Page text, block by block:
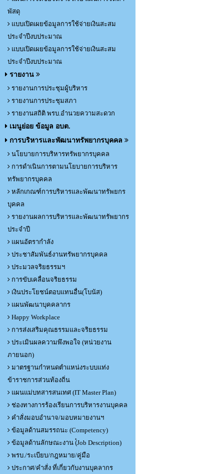
พัสดุ
แบบเปิดเผยข้อมูลการใช้จ่ายเงินสะสม
ประจำปีงบประมาณ
แบบเปิดเผยข้อมูลการใช้จ่ายเงินสะสม
ประจำปีงบประมาณ
รายงาน
รายงานการประชุมผู้บริหาร
รายงานการประชุมสภา
รายงานสถิติ พรบ.อำนวยความสะดวก
เมนูย่อย ข้อมูล อบต.
การบริหารและพัฒนาทรัพยากรบุคคล
นโยบายการบริหารทรัพยากรบุคคล
การดำเนินการตามนโยบายการบริหาร
ทรัพยากรบุคคล
หลักเกณฑ์การบริหารและพัฒนาทรัพยกร
บุคคล
รายงานผลการบริหารและพัฒนาทรัพยากร
ประจำปี
แผนอัตรากำลัง
ประชาสัมพันธ์งานทรัพยากรบุคคล
ประมวลจริยธรรมฯ
การขับเคลื่อนจริยธรรม
เงินประโยชน์ตอบแทนอื่น(โบนัส)
แผนพัฒนาบุคคลากร
Happy Workplace
การส่งเสริมคุณธรรมและจริยธรรม
ประเมินผลความพึงพอใจ (หน่วยงาน
ภายนอก)
มาตรฐานกำหนดตำแหน่งระบบแท่ง
ข้าราชการส่วนท้องถิ่น
แผนแม่บทสารสนเทศ (IT Master Plan)
ช่องทางการร้องเรียนการบริหารงานบุคคล
คำสั่งมอบอำนาจ/มอบหมายงานฯ
ข้อมูลด้านสมรรถนะ (Competency)
ข้อมูลด้านลักษณะงาน (๋Job Description)
พรบ./ระเบียบ/กฎหมาย/คู่มือ
ประกาศ/คำสั่ง ที่เกี่ยวกับงานบุคลากร